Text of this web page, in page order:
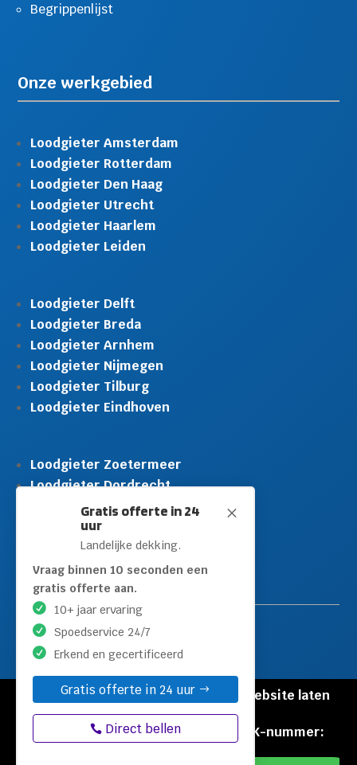
M
Gratis offerte in 24
uur
Landelijke dekking.
Vraag binnen 10 seconden een
gratis offerte aan.
10+ jaar ervaring
Spoedservice 24/7
Erkend en gecertificeerd
Gratis offerte in 24 uur
Direct bellen
Begrippenlijst
Onze werkgebied
Loodgieter Amsterdam
Loodgieter Rotterdam
Loodgieter Den Haag
Loodgieter Utrecht
Loodgieter Haarlem
Loodgieter Leiden
Loodgieter Delft
Loodgieter Breda
Loodgieter Arnhem
Loodgieter Nijmegen
Loodgieter Tilburg
Loodgieter Eindhoven
Loodgieter Zoetermeer
Loodgieter Dordrecht
Loodgieter Rijswijk
Loodgieter Schiedam
Loodgieter Leidschendam
Loodgieter Hilversum
© Copyright Loodgieters Kwartier |
Website laten
maken door Flexamedia
Privacyverklaring|Disclaimer
KVK-nummer: